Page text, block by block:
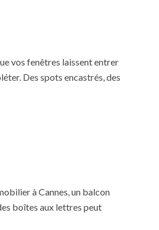
vos fenêtres laissent entrer
Des spots encastrés, des
à Cannes, un balcon
boîtes aux lettres peut